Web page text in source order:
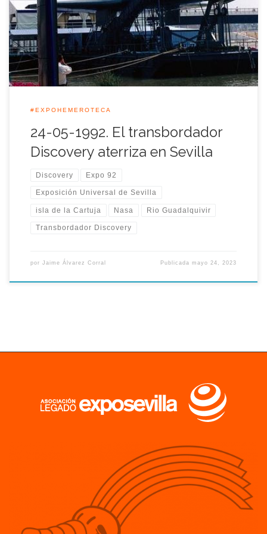
de la Expo los trabajos de montaje de la réplica del
transbordador espacial de la Nasa, Discovery. La operación
del montaje de esta réplica se realizó […]
#EXPOHEMEROTECA
24-05-1992. El transbordador
Discovery aterriza en Sevilla
Discovery Expo 92
Exposición Universal de Sevilla
isla de la Cartuja Nasa Rio Guadalquivir
Transbordador Discovery
por Jaime Álvarez Corral Publicadamayo 24, 2023